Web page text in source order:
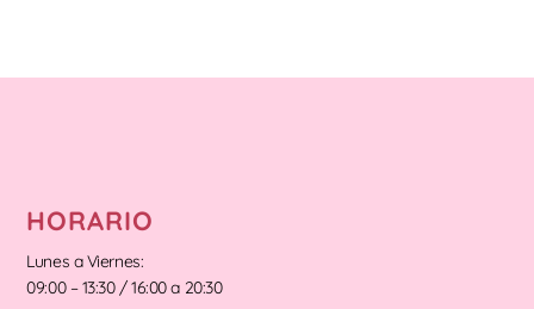
HORARIO
Lunes a Viernes:
09:00 – 13:30 / 16:00 a 20:30